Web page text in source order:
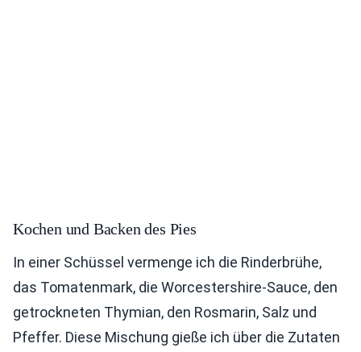
Kochen und Backen des Pies
In einer Schüssel vermenge ich die Rinderbrühe,
das Tomatenmark, die Worcestershire-Sauce, den
getrockneten Thymian, den Rosmarin, Salz und
Pfeffer. Diese Mischung gieße ich über die Zutaten